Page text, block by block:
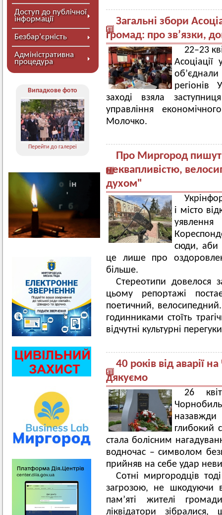
Доступ до публічної
інформації
Безбар’єрність
Адміністративна
процедура
Випадкове фото
Перейти до галереї
Загальні збори
громад: про зв’язки,
22–23
регіонів
заході взяла
управління
Молочко.
Про Миргород
неквапливістю,
духом"
і місто
сюди, аби
це лише про
більше.
Стереотипи
цьому репортажі
поетичний,
годинниками стоїть
відчутні культурні
40 років від аварії
дякуємо
26
назавжди
глибокий
стала болісним
водночас – символом
прийняв на себе удар
Сотні миргородців
загрозою, не шкодуючи
пам’яті жителі
ліквідатори